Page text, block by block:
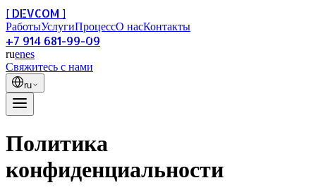
[ DEVCOM ]
РаботыУслугиПроцессО насКонтакты
+7 914 681-99-09
ruenes
Свяжитесь с нами
ru
Политика
конфиденциальности